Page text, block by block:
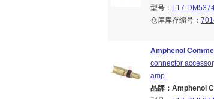
型号： L17-
仓库库存编号：
Amphenol
connector
amp
品牌：Amphenol